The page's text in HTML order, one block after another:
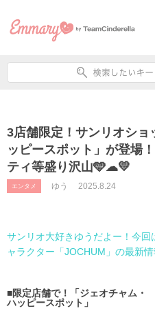
3店舗限定！サンリオシ
ッピースポット」が登場
ティ等盛り沢山🩵☁💛
エンタメ ゆう 2025.8.24
サンリオ大好きゆうだよー！今
ャラクター「JOCHUM」の最新情
■限定店舗で！「ジェオチャム・
ハッピースポット」